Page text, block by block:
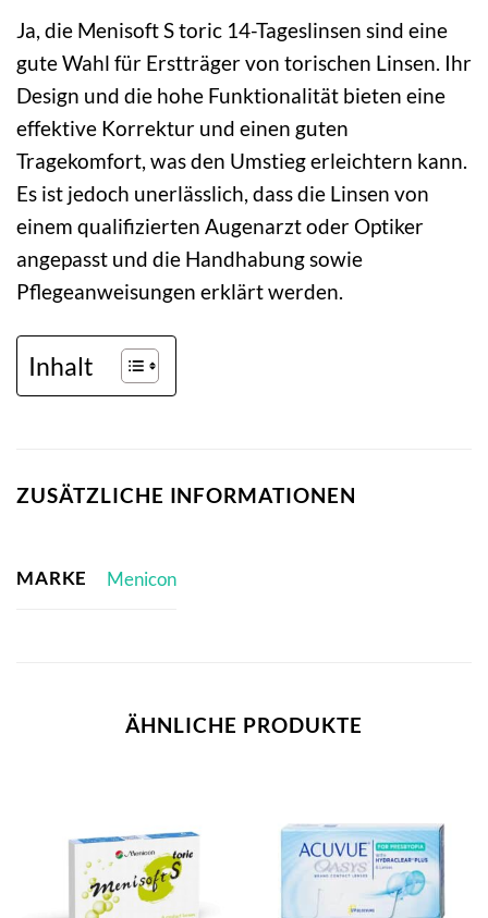
Ja, die Menisoft S toric 14-Tageslinsen sind eine
gute Wahl für Erstträger von torischen Linsen. Ihr
Design und die hohe Funktionalität bieten eine
effektive Korrektur und einen guten
Tragekomfort, was den Umstieg erleichtern kann.
Es ist jedoch unerlässlich, dass die Linsen von
einem qualifizierten Augenarzt oder Optiker
angepasst und die Handhabung sowie
Pflegeanweisungen erklärt werden.
Inhalt
ZUSÄTZLICHE INFORMATIONEN
MARKE Menicon
ÄHNLICHE PRODUKTE